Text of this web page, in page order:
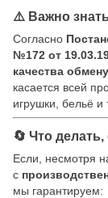
⚠️ Важно знать
Согласно
№172 от
качества
касается всей
игрушки, бельё и
🔄 Что
Если, несмотря
с
мы гарантируем: